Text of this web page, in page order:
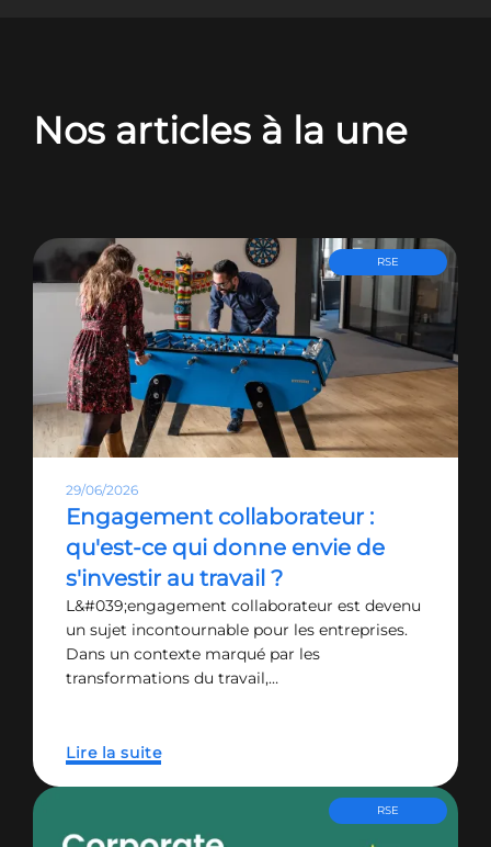
Nos articles à la une
RSE
29/06/2026
Engagement collaborateur :
qu'est-ce qui donne envie de
s'investir au travail ?
L&#039;engagement collaborateur est devenu
un sujet incontournable pour les entreprises.
Dans un contexte marqué par les
transformations du travail,…
Lire la suite
RSE